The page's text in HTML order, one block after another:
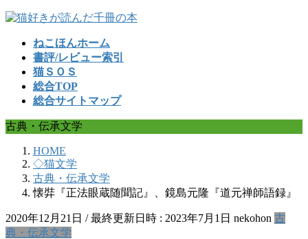
コ
キ
ッ
ナ
に
移
ねこほんホーム
書評/レビュー索引
猫ＳＯＳ
総合TOP
総合サイトマップ
古典・伝承文学
HOME
◇猫文学
古典・伝承文学
懐弉『正法眼蔵随聞記』、鏡島元隆『道元禅師語録』
2020年12月21日 / 最終更新日時 : 2023年7月1日 nekohon 古
典・伝承文学